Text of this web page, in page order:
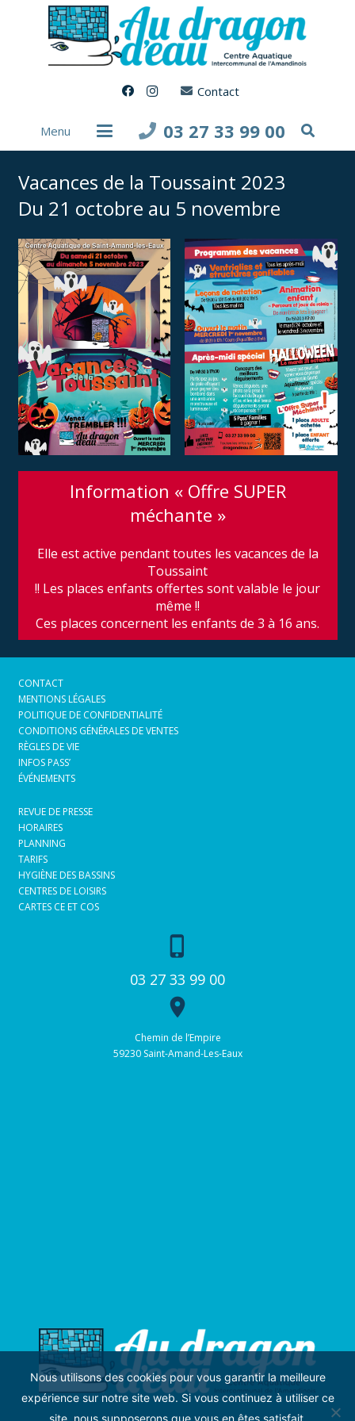
Contact
Menu 03 27 33 99 00
Vacances de la Toussaint 2023
Du 21 octobre au 5 novembre
Information « Offre SUPER
méchante »
Elle est active pendant toutes les vacances de la
Toussaint
!! Les places enfants offertes sont valable le jour
même !!
Ces places concernent les enfants de 3 à 16 ans.
CONTACT
MENTIONS LÉGALES
POLITIQUE DE CONFIDENTIALITÉ
CONDITIONS GÉNÉRALES DE VENTES
RÈGLES DE VIE
INFOS PASS’
ÉVÉNEMENTS
REVUE DE PRESSE
HORAIRES
PLANNING
TARIFS
HYGIÈNE DES BASSINS
CENTRES DE LOISIRS
CARTES CE ET COS
phone_iphone
03 27 33 99 00
place
Chemin de l’Empire
59230 Saint-Amand-Les-Eaux
Nous utilisons des cookies pour vous garantir la meilleure
expérience sur notre site web. Si vous continuez à utiliser ce
site, nous supposerons que vous en êtes satisfait.